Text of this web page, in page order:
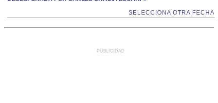
SELECCIONA OTRA FECHA
PUBLICIDAD